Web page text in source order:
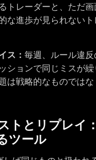
トレーダーと、ただ
な進歩が見られない
ス： 毎週、ルール違
ションで同じミスが
は戦略的なものでは
トとリプレイ
ツール